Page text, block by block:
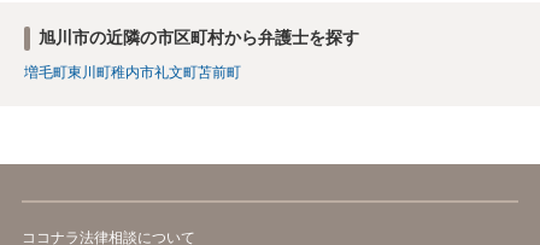
旭川市の近隣の市区町村から弁護士を探す
増毛町東川町稚内市礼文町苫前町
ココナラ法律相談について